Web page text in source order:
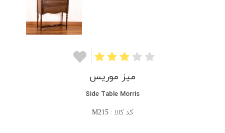
میز موریس
Side Table Morris
کد کالا : M215